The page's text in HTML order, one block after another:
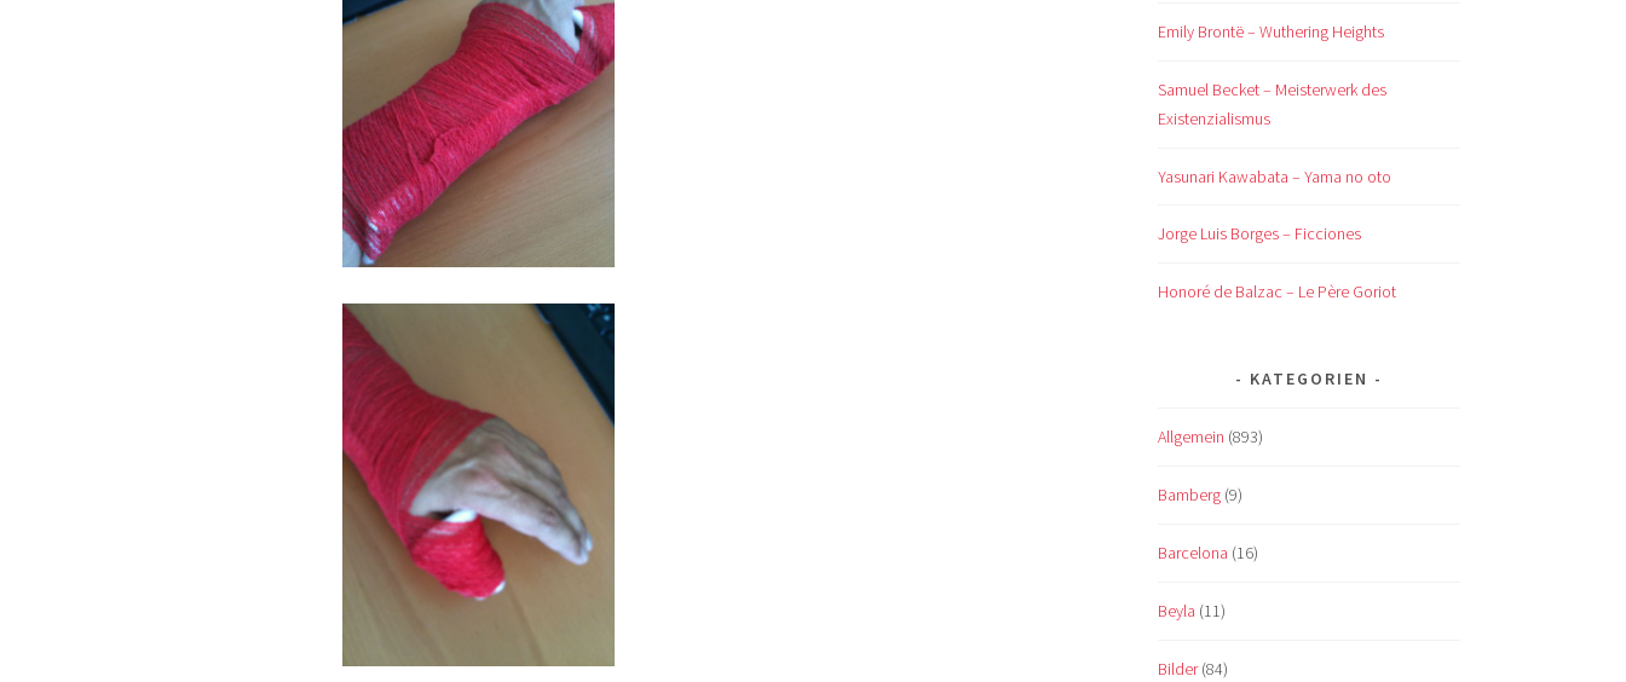
Emily Brontë – Wuthering Heights
Samuel Becket – Meisterwerk des
Existenzialismus
Yasunari Kawabata – Yama no oto
Jorge Luis Borges – Ficciones
Honoré de Balzac – Le Père Goriot
KATEGORIEN
Allgemein (893)
Bamberg (9)
Barcelona (16)
Beyla (11)
Bilder(84)